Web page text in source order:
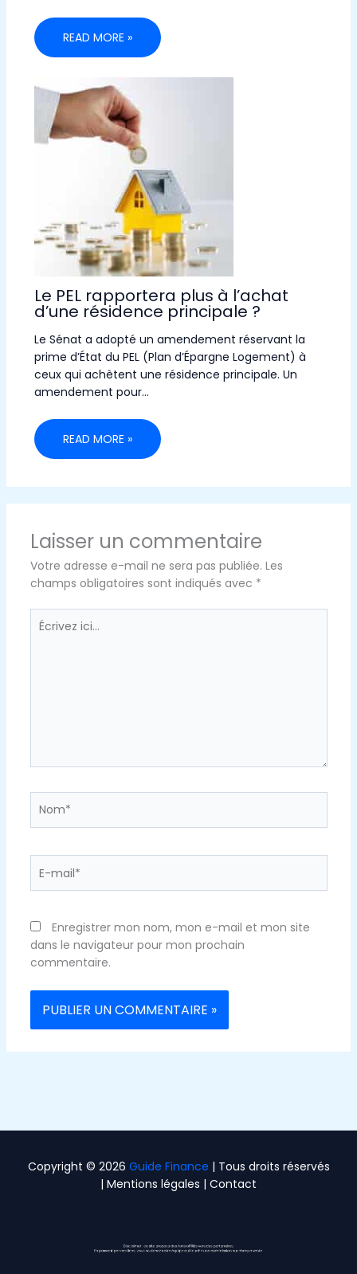
READ MORE »
Le PEL rapportera plus à l’achat
d’une résidence principale ?
Le Sénat a adopté un amendement réservant la
prime d’État du PEL (Plan d’Épargne Logement) à
ceux qui achètent une résidence principale. Un
amendement pour…
READ MORE »
Laisser un commentaire
Votre adresse e-mail ne sera pas publiée. Les
champs obligatoires sont indiqués avec *
Écrivez
ici…
mail*
Enregistrer mon nom, mon e-mail et mon site
dans le navigateur pour mon prochain
commentaire.
Copyright © 2026 Guide Finance | Tous droits réservés
| Mentions légales | Contact